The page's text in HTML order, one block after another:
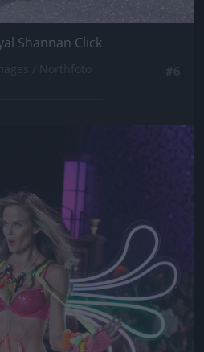
Shannan Click